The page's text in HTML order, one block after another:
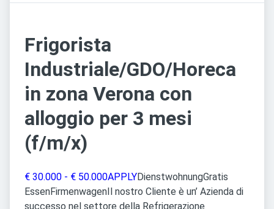
Frigorista
Industriale/GDO/Horeca
in zona Verona con
alloggio per 3 mesi
(f/m/x)
€ 30.000 - € 50.000APPLYDienstwohnungGratis
EssenFirmenwagenIl nostro Cliente è un’ Azienda di
successo nel settore della Refrigerazione